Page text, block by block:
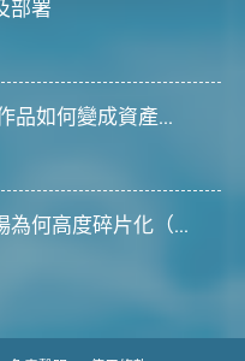
部署
品如何變成資產...
為何高度碎片化（...